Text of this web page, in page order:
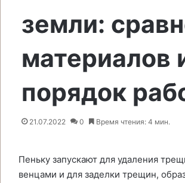
земли:
материалов
порядок
21.07.2022 0 Время чтения: 4 мин.
Пеньку запускают для удаления
венцами и для заделки трещин,